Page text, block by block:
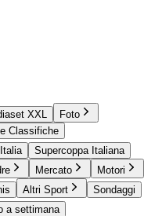
XXL
Foto
Classifiche
Supercoppa Italiana
Mercato
Motori
Altri Sport
Sondaggi
a settimana